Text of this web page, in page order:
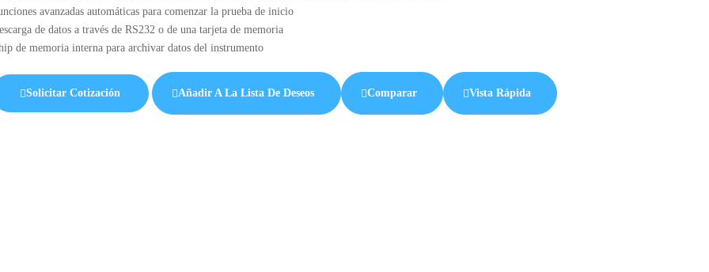
avanzadas automáticas para comenzar la prueba de inicio
de datos a través de RS232 o de una tarjeta de memoria
de memoria interna para archivar datos del instrumento
Solicitar Cotización Añadir A La Lista De Deseos Comparar Vista Rápida